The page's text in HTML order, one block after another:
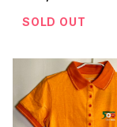
SOLD OUT